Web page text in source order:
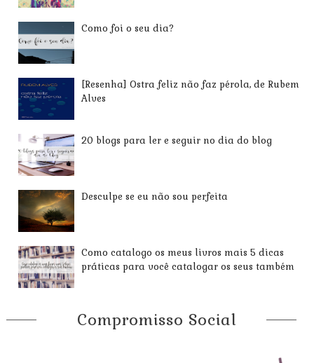
Como foi o seu dia?
[Resenha] Ostra feliz não faz pérola, de Rubem
Alves
20 blogs para ler e seguir no dia do blog
Desculpe se eu não sou perfeita
Como catalogo os meus livros mais 5 dicas
práticas para você catalogar os seus também
Compromisso Social